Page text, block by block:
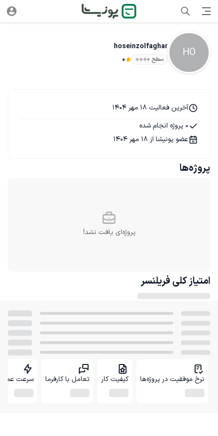
HO
hoseinzolfaghar
سطح ۰ 0
آخرین فعالیت 18 مهر 1404
0 پروژه انجام شده
عضو پونیشا از 18 مهر 1404
پروژه‌ها
پروژه‌ای یافت نشد!
امتیاز کلی فریلنسر
نرخ موفقیت در پروژه‌ها کیفیت کار تعامل با کارفرما سرعت عمل